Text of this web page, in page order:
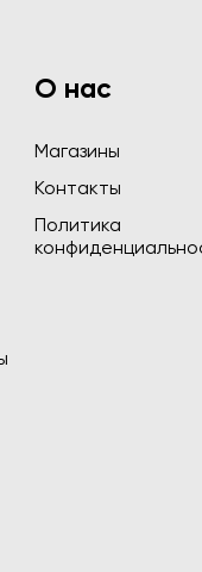
О нас
Магазины
Контакты
Политика